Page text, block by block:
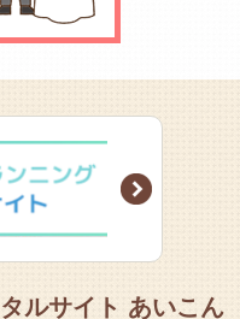
Next
ルサイト あいこん